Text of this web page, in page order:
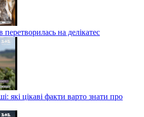
перетворилась на делікатес
які цікаві факти варто знати про